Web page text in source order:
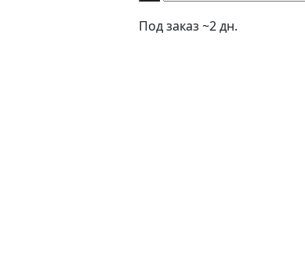
Под заказ ~2 дн.